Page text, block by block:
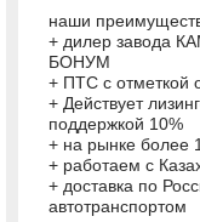
наши
+ дилер завода
БОНУМ
+ ПТС с отметкой
+ Действует
поддержкой 10%
+ на рынке более
+ работаем с
+ доставка по
автотранспортом